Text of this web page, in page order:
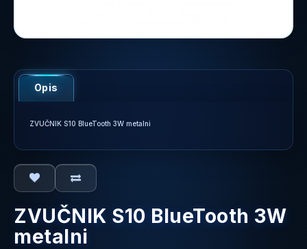
Opis
ZVUČNIK S10 BlueTooth 3W metalni
ZVUČNIK S10 BlueTooth 3W
metalni